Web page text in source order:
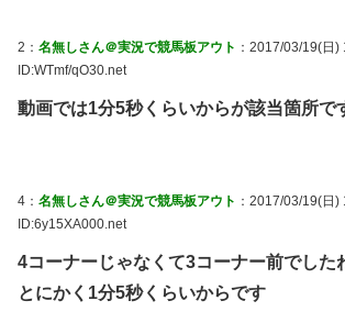
2： 名無しさん＠実況で競馬板アウト ：2017/03/19(日)
ID:WTmf/qO30.net
動画では1分5秒くらいからが該当箇所で
4： 名無しさん＠実況で競馬板アウト ：2017/03/19(日)
ID:6y15XA000.net
4コーナーじゃなくて3コーナー前でした
とにかく1分5秒くらいからです